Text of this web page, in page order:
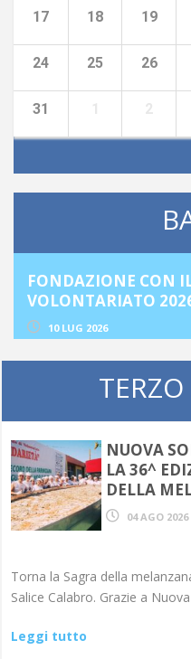
17 18 19
24 25 26
31
BANDO
MIGLIORE.
OCCASIONE”
NUOVA
LA 36^
DELLA
04 AGO 2026
Torna la Sagra della
Salice Calabro. Grazie a
Leggi tutto